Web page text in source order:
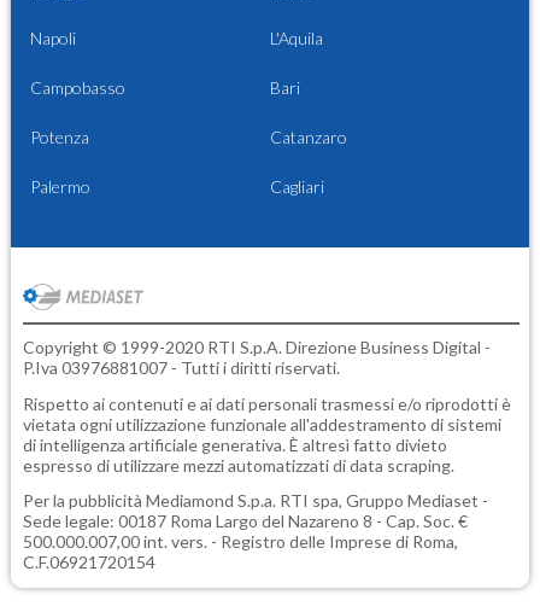
Napoli L'Aquila
Campobasso Bari
Potenza Catanzaro
Palermo Cagliari
Copyright © 1999-2020 RTI S.p.A. Direzione Business Digital -
P.Iva 03976881007 - Tutti i diritti riservati.
Rispetto ai contenuti e ai dati personali trasmessi e/o riprodotti è
vietata ogni utilizzazione funzionale all'addestramento di sistemi
di intelligenza artificiale generativa. È altresì fatto divieto
espresso di utilizzare mezzi automatizzati di data scraping.
Per la pubblicità Mediamond S.p.a. RTI spa, Gruppo Mediaset -
Sede legale: 00187 Roma Largo del Nazareno 8 - Cap. Soc. €
500.000.007,00 int. vers. - Registro delle Imprese di Roma,
C.F.06921720154